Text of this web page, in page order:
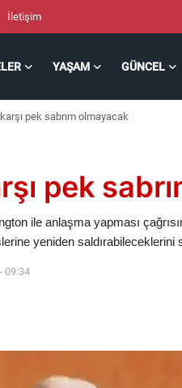
İletişim
YAŞAM GÜNCEL
pek sabrım olmayacak
pek
ile anlaşma yapması
yeniden saldırabileceklerini
09:34